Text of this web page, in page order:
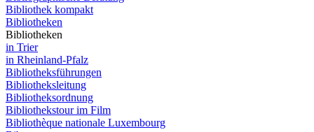
Bibliothek kompakt
Bibliotheken
Bibliotheken
in Trier
in Rheinland-Pfalz
Bibliotheksführungen
Bibliotheksleitung
Bibliotheksordnung
Bibliothekstour im Film
Bibliothèque nationale Luxembourg